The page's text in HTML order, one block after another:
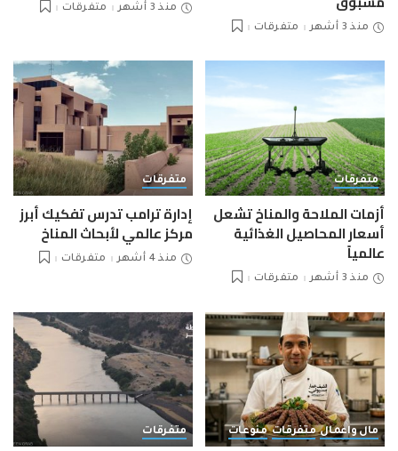
منذ 3 أشهر متفرقات
منذ 3 أشهر متفرقات
متفرقات
أزمات الملاحة والمناخ تشعل
أسعار المحاصيل الغذائية
عالمياً
منذ 3 أشهر متفرقات
متفرقات
إدارة ترامب تدرس تفكيك أبرز
مركز عالمي لأبحاث المناخ
منذ 4 أشهر متفرقات
مال واعمال متفرقات منوعات متفرقات